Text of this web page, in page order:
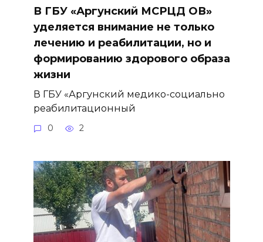
В ГБУ «Аргунский МСРЦД ОВ»
уделяется внимание не только
лечению и реабилитации, но и
формированию здорового образа
жизни
В ГБУ «Аргунский медико-социально
реабилитационный
0 2